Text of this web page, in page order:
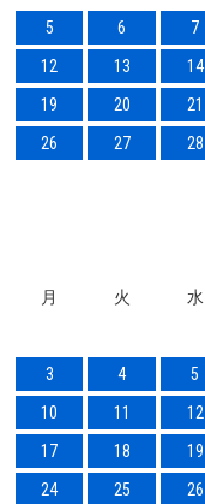
5
6 7
12
13 14
19
20 21
26
27 28
月 火 水
3
4 5
10
11 12
17
18 19
24
25 26